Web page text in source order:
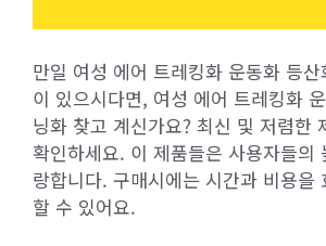
만일 여성 에어 트레킹화 운동화 등
이 있으시다면, 여성 에어 트레킹화
닝화 찾고 계신가요? 최신 및 저렴한
확인하세요. 이 제품들은 사용자들의
랑합니다. 구매시에는 시간과 비용을
할 수 있어요.